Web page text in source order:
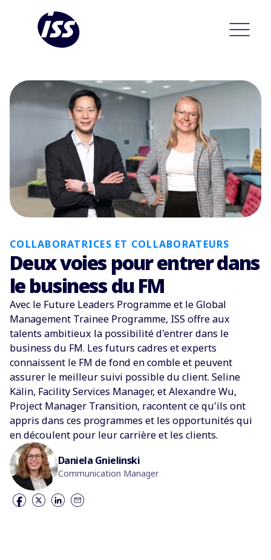
COLLABORATRICES ET COLLABORATEURS
Deux voies pour entrer dans
le business du FM
Avec le Future Leaders Programme et le Global
Management Trainee Programme, ISS offre aux
talents ambitieux la possibilité d'entrer dans le
business du FM. Les futurs cadres et experts
connaissent le FM de fond en comble et peuvent
assurer le meilleur suivi possible du client. Seline
Kälin, Facility Services Manager, et Alexandre Wu,
Project Manager Transition, racontent ce qu'ils ont
appris dans ces programmes et les opportunités qui
en découlent pour leur carrière et les clients.
Daniela Gnielinski
Communication Manager